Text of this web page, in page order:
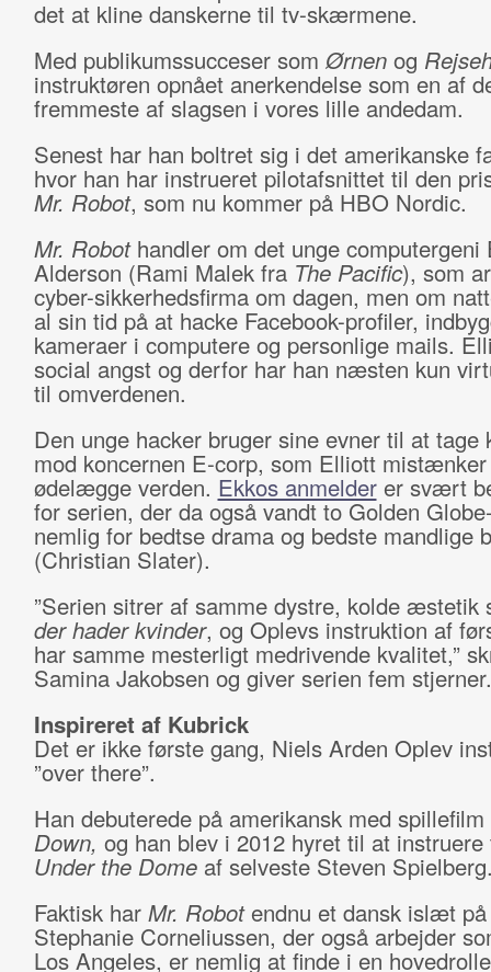
det at kline danskerne til tv-skærmene.
Med publikumssucceser som Ørnenog
instruktøren opnået anerkendelse som en af
fremmeste af slagsen i vores lille andedam.
Senest har han boltret sig i det amerikanske
hvor han har instrueret pilotafsnittet til den
Mr. Robot, som nu kommer på HBO Nordic.
Mr. Robothandler om det unge computergeni
Alderson (Rami Malek fra The Pacific), som
cyber-sikkerhedsfirma om dagen, men om
al sin tid på at hacke Facebook-profiler,
kameraer i computere og personlige mails.
social angst og derfor har han næsten kun
til omverdenen.
Den unge hacker bruger sine evner til at tage
mod koncernen E-corp, som Elliott
ødelægge verden. Ekkos anmelderer svært
for serien, der da også vandt to Golden
nemlig for bedtse drama og bedste mandlige
(Christian Slater).
”Serien sitrer af samme dystre, kolde æstetik
der hader kvinder, og Oplevs instruktion af
har samme mesterligt medrivende kvalitet,”
Samina Jakobsen og giver serien fem stjerner.
Inspireret af Kubrick
Det er ikke første gang, Niels Arden Oplev
”over there”.
Han debuterede på amerikansk med spillefilm
Down, og han blev i 2012 hyret til at instruere
Under the Dome af selveste Steven
Faktisk har Mr. Robotendnu et dansk islæt
Stephanie Corneliussen, der også arbejder
Los Angeles, er nemlig at finde i en